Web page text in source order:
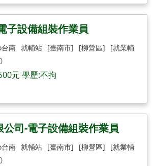
子設備組裝作業員
南 就輔站 [臺南市] [柳營區]
[就業輔
元 學歷:不拘
司-電子設備組裝作業員
南 就輔站 [臺南市] [柳營區]
[就業輔